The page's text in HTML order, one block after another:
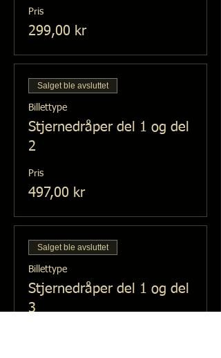
Pris
299,00 kr
Salget ble avsluttet
Billettype
Stjernedråper del 1 og del
2
Pris
497,00 kr
Salget ble avsluttet
Billettype
Stjernedråper del 1 og del
3